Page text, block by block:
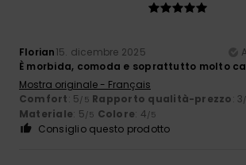
Florian15. dicembre 2025
È morbida, comoda e soprattutto molto
Mostra originale - Français
Comfort: 5/5 Rapporto qualità-prezzo: 3
Materiale: 5/5 Colore: 4/5
Consiglio questo prodotto